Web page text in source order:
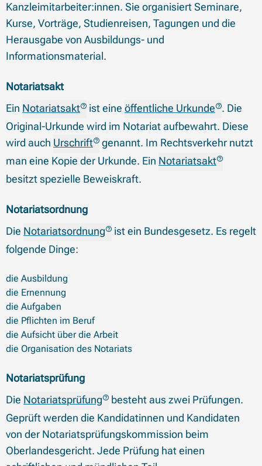
Kanzleimitarbeiter:innen. Sie organisiert Seminare,
Kurse, Vorträge, Studienreisen, Tagungen und die
Herausgabe von Ausbildungs- und
Informationsmaterial.
Notariatsakt
Ein Notariatsakt ist eine öffentliche Urkunde
. Die
Original-Urkunde wird im Notariat aufbewahrt. Diese
wird auch Urschrift
genannt. Im Rechtsverkehr nutzt
man eine Kopie der Urkunde. Ein Notariatsakt
besitzt spezielle Beweiskraft.
Notariatsordnung
Die Notariatsordnung
ist ein Bundesgesetz. Es regelt
folgende Dinge:
die Ausbildung
die Ernennung
die Aufgaben
die Pflichten im Beruf
die Aufsicht über die Arbeit
die Organisation des Notariats
Notariatsprüfung
Die Notariatsprüfung
besteht aus zwei Prüfungen.
Geprüft werden die Kandidatinnen und Kandidaten
von der Notariatsprüfungskommission beim
Oberlandesgericht. Jede Prüfung hat einen